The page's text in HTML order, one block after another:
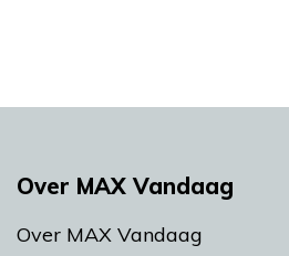
Over MAX Vandaag
Over MAX Vandaag